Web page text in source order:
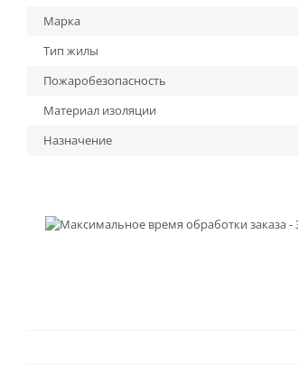
Марка
Тип жилы
Пожаробезопасность
Материал изоляции
Назначение